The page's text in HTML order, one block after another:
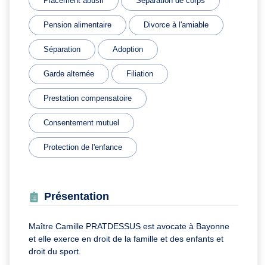
Pension alimentaire Divorce à l'amiable
Séparation Adoption
Garde alternée Filiation
Prestation compensatoire
Consentement mutuel
Protection de l'enfance
Présentation
Maître Camille PRATDESSUS est avocate à Bayonne
et elle exerce en droit de la famille et des enfants et
droit du sport.